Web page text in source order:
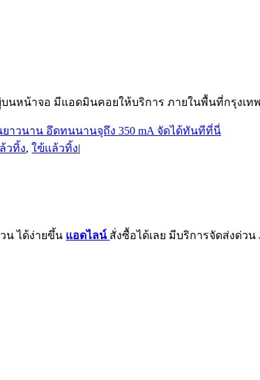
นหน้าจอ มีแอดมินคอยให้บริการ ภายในพื้นที่กรุงเท
วทิ้ง,ใฃ้แล้วทิ้ง|
น ได้ง่ายขึ้น แอดไลน์ สั่งซื้อได้เลย มีบริการจัดส่งด่ว